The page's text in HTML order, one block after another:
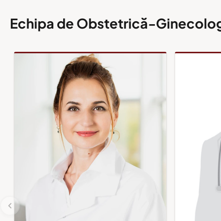
Echipa de Obstetrică-